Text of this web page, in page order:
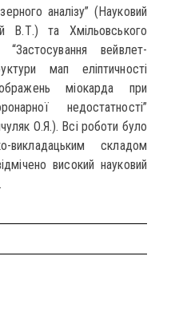
аналізу” (Науковий
В.Т.) та Хмільовського
вейвлет-
мап еліптичності
міокарда при
недостатності”
О.Я.). Всі роботи було
викладацьким складом
високий науковий